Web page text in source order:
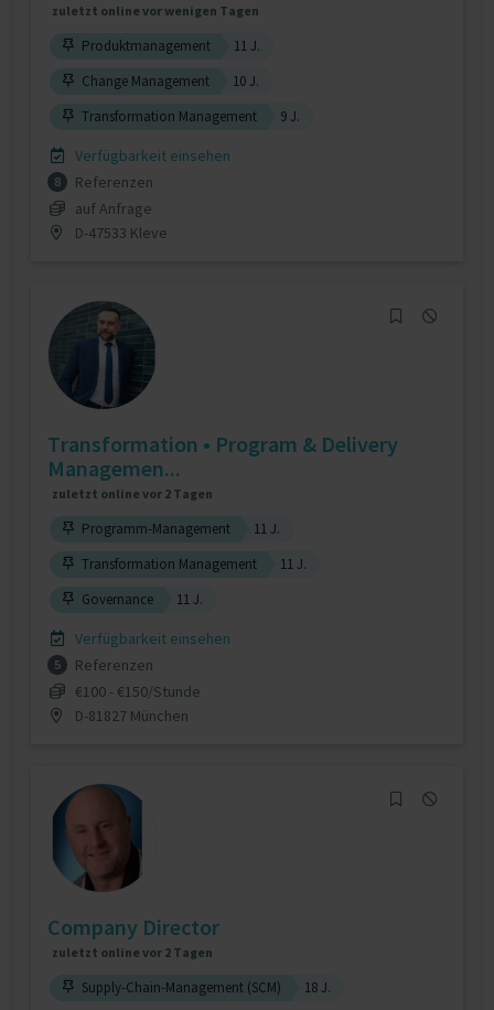
zuletzt online vor wenigen Tagen
Produktmanagement
11 J.
Change Management
10 J.
Transformation Management
9 J.
Verfügbarkeit einsehen
8
Referenzen
auf Anfrage
D-47533 Kleve
Transformation • Program & Delivery
Managemen...
zuletzt online vor 2 Tagen
Programm-Management
11 J.
Transformation Management
11 J.
Governance
11 J.
Verfügbarkeit einsehen
5
Referenzen
€100 - €150/Stunde
D-81827 München
Company Director
zuletzt online vor 2 Tagen
Supply-Chain-Management (SCM) 18 J.